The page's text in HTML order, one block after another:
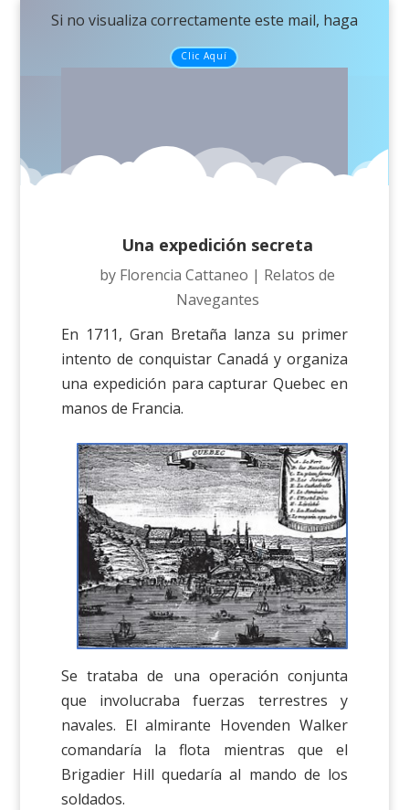
Si no visualiza correctamente este mail, haga
Clic Aquí
Una expedición secreta
by Florencia Cattaneo | Relatos de
Navegantes
En 1711, Gran Bretaña lanza su primer
intento de conquistar Canadá y organiza
una expedición para capturar Quebec en
manos de Francia.
Se trataba de una operación conjunta
que involucraba fuerzas terrestres y
navales. El almirante Hovenden Walker
comandaría la flota mientras que el
Brigadier Hill quedaría al mando de los
soldados.